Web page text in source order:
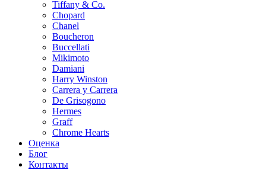
Tiffany & Co.
Chopard
Chanel
Boucheron
Buccellati
Mikimoto
Damiani
Harry Winston
Carrera y Carrera
De Grisogono
Hermes
Graff
Chrome Hearts
Оценка
Блог
Контакты